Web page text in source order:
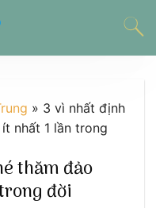
» 3 vì nhất định
nhất 1 lần trong
thăm đảo
đời